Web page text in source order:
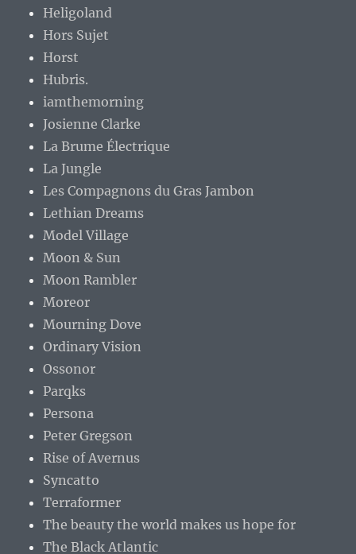
Heligoland
Hors Sujet
Horst
Hubris.
iamthemorning
Josienne Clarke
La Brume Électrique
La Jungle
Les Compagnons du Gras Jambon
Lethian Dreams
Model Village
Moon & Sun
Moon Rambler
Moreor
Mourning Dove
Ordinary Vision
Ossonor
Parqks
Persona
Peter Gregson
Rise of Avernus
Syncatto
Terraformer
The beauty the world makes us hope for
The Black Atlantic